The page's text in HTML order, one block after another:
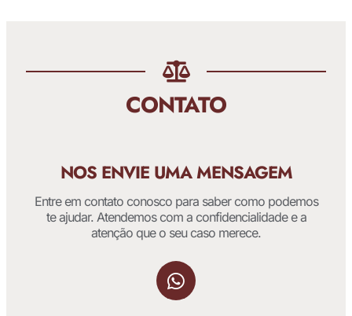
CONTATO
NOS ENVIE UMA MENSAGEM
Entre em contato conosco para saber como podemos
te ajudar. Atendemos com a confidencialidade e a
atenção que o seu caso merece.